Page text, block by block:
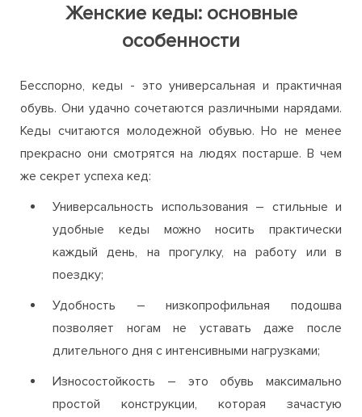
Женские кеды: основные
особенности
Бесспорно, кеды - это универсальная и практичная
обувь. Они удачно сочетаются различными нарядами.
Кеды считаются молодежной обувью. Но не менее
прекрасно они смотрятся на людях постарше. В чем
же секрет успеха кед:
Универсальность использования – стильные и
удобные кеды можно носить практически
каждый день, на прогулку, на работу или в
поездку;
Удобность – низкопрофильная подошва
позволяет ногам не уставать даже после
длительного дня с интенсивными нагрузками;
Износостойкость – это обувь максимально
простой конструкции, которая зачастую